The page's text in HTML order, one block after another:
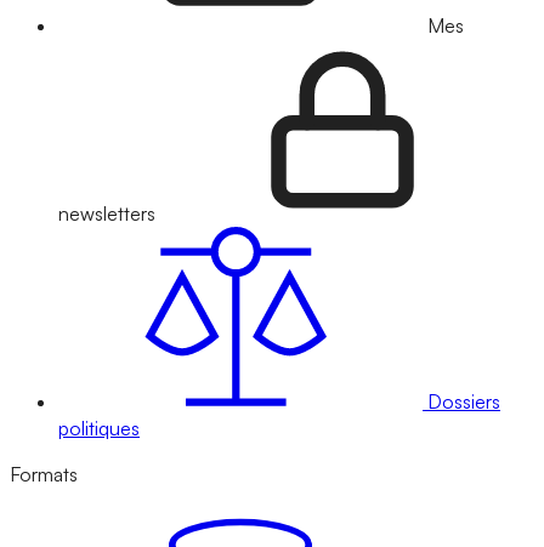
Mes
newsletters
Dossiers
politiques
Formats